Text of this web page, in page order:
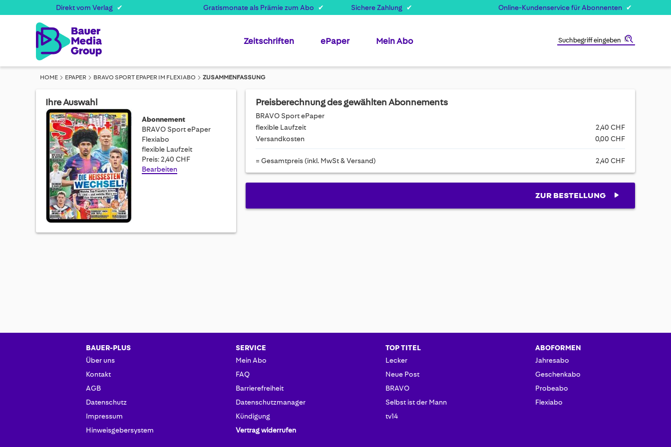
Direkt vom Verlag Gratismonate als Prämie zum Abo Sichere Zahlung Online-Kundenservice für Abonnenten
Zeitschriften ePaper Mein Abo
HOME EPAPER BRAVO SPORT EPAPER IM FLEXIABO ZUSAMMENFASSUNG
Ihre Auswahl
Abonnement
BRAVO Sport ePaper
Flexiabo
flexible Laufzeit
Preis: 2,40 CHF
Bearbeiten
Preisberechnung des gewählten Abonnements
BRAVO Sport ePaper
flexible Laufzeit
2,40 CHF
Versandkosten
0,00 CHF
= Gesamtpreis (inkl. MwSt & Versand) 2,40 CHF
ZUR BESTELLUNG
BAUER-PLUS
Über uns
Kontakt
AGB
Datenschutz
Impressum
Hinweisgebersystem
SERVICE
Mein Abo
FAQ
Barrierefreiheit
Datenschutzmanager
Kündigung
Vertrag widerrufen
TOP TITEL
Lecker
Neue Post
BRAVO
Selbst ist der Mann
tv14
ABOFORMEN
Jahresabo
Geschenkabo
Probeabo
Flexiabo